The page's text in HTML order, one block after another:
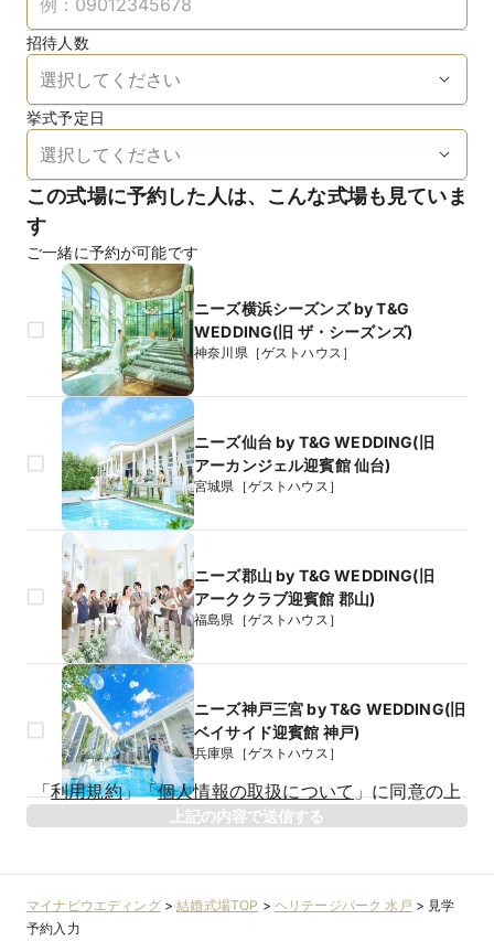
招待人数
挙式予定日
この式場に予約した人は、こんな式場も見ていま
す
ご一緒に予約が可能です
ニーズ横浜シーズンズ by T&G
WEDDING(旧 ザ・シーズンズ)
神奈川県［ゲストハウス］
ニーズ仙台 by T&G WEDDING(旧
アーカンジェル迎賓館 仙台)
宮城県［ゲストハウス］
ニーズ郡山 by T&G WEDDING(旧
アーククラブ迎賓館 郡山)
福島県［ゲストハウス］
ニーズ神戸三宮 by T&G WEDDING(旧
ベイサイド迎賓館 神戸)
兵庫県［ゲストハウス］
生年月日
年
「利用規約」「個人情報の取扱について」に同意の上
上記の内容で送信する
マイナビウエディング>結婚式場TOP > ヘリテージパーク 水戸 > 見学
予約入力